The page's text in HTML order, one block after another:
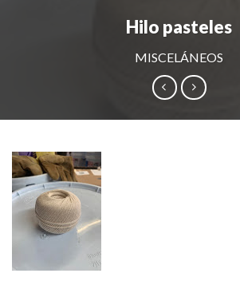
Hilo pasteles
MISCELÁNEOS